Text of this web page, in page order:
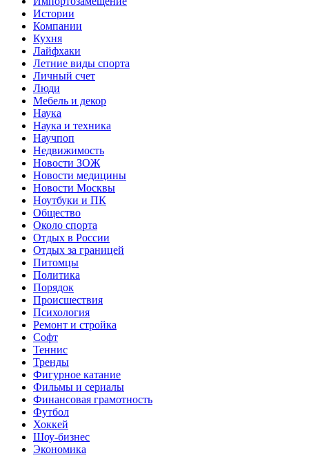
Истории
Компании
Кухня
Лайфхаки
Летние виды спорта
Личный счет
Люди
Мебель и декор
Наука
Наука и техника
Научпоп
Недвижимость
Новости ЗОЖ
Новости медицины
Новости Москвы
Ноутбуки и ПК
Общество
Около спорта
Отдых в России
Отдых за границей
Питомцы
Политика
Порядок
Происшествия
Психология
Ремонт и стройка
Софт
Теннис
Тренды
Фигурное катание
Фильмы и сериалы
Финансовая грамотность
Футбол
Хоккей
Шоу-бизнес
Экономика